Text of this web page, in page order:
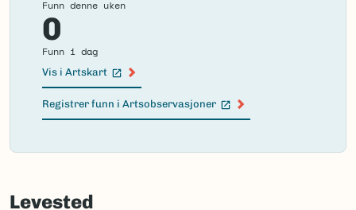
Funn denne uken
0
Funn i dag
Vis i Artskart
(Ekstern lenke)
Registrer funn i Artsobservasjoner
(Ekstern lenke)
Failed
load
Levested